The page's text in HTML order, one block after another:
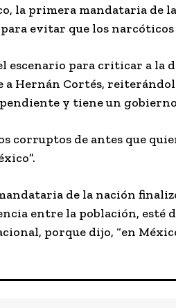
la primera mandataria de
evitar que los
escenario para criticar a la
a Hernán Cortés,
y tiene un
corruptos de antes que
de la nación
entre la población, esté
porque dijo, “en